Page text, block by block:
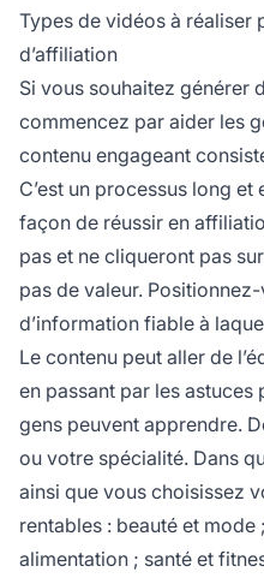
Types de vidéos à réaliser
d’affiliation
Si vous souhaitez générer
commencez par aider les
contenu engageant
C’est un processus long et
façon de réussir en
pas et ne cliqueront pas
pas de valeur.
d’information fiable à
Le contenu peut aller de
en passant par les astuces
gens peuvent apprendre.
ou votre spécialité. Dans
ainsi que vous choisissez
rentables : beauté et
alimentation ; santé et